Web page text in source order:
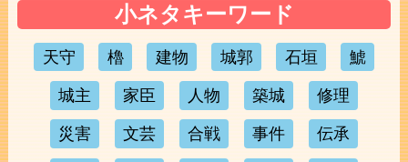
小ネタキーワード
天守 櫓 建物 城郭 石垣 鯱
城主 家臣 人物 築城 修理
災害 文芸 合戦 事件 伝承